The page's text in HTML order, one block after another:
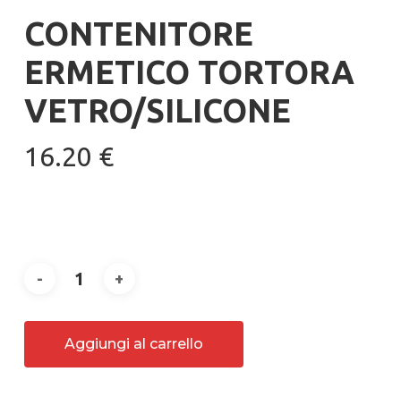
CONTENITORE
ERMETICO TORTORA
VETRO/SILICONE
16.20 €
Aggiungi al carrello